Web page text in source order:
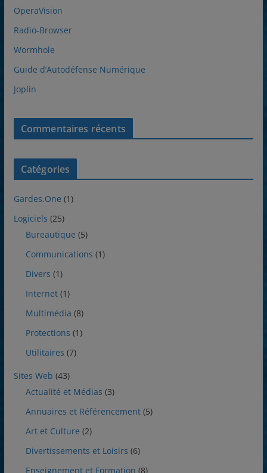
OperaVision
Radio-Browser
Wormhole
Guide d’Autodéfense Numérique
Joplin
Commentaires récents
Catégories
Gardes.One (1)
Logiciels (25)
Bureautique (5)
Communications (1)
Divers (1)
Internet(1)
Multimédia (8)
Protections (1)
Utilitaires (7)
Sites Web (43)
Actualité et Médias (3)
Annuaires et Référencement(5)
Art et Culture (2)
Divertissements et Loisirs (6)
Enseignement et Formation (8)